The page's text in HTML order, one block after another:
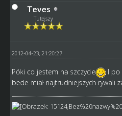
Teves
Tutejszy
2012-04-23, 21:20:27
Póki co jestem na szczycie
I po
bede miał najtrudniejszych rywali